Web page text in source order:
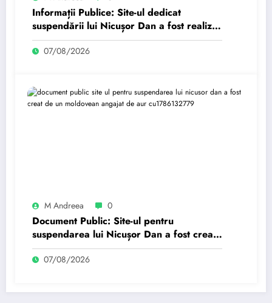
Informații Publice: Site-ul dedicat
suspendării lui Nicușor Dan a fost realizat
de un moldovean plătit de AUR cu…
07/08/2026
M Andreea 0
Document Public: Site-ul pentru
suspendarea lui Nicușor Dan a fost creat
de un moldovean angajat de AUR cu…
07/08/2026